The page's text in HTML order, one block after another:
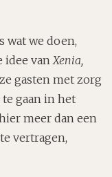
wat we doen,
idee vanXenia,
gasten met zorg
gaan in het
meer dan een
vertragen,